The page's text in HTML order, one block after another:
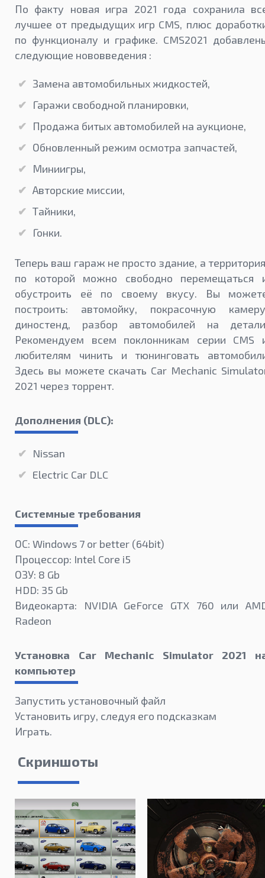
По факту новая игра 2021 года сохранила
лучшее от предыдущих игр CMS, плюс
по функционалу и графике. CMS2021
следующие нововведения :
Замена автомобильных жидкостей,
Гаражи свободной планировки,
Продажа битых автомобилей на аукционе,
Обновленный режим осмотра запчастей,
Миниигры,
Авторские миссии,
Тайники,
Гонки.
Теперь ваш гараж не просто здание, а
по которой можно свободно перемещаться
обустроить её по своему вкусу. Вы
построить: автомойку, покрасочную
диностенд, разбор автомобилей на
Рекомендуем всем поклонникам серии CMS
любителям чинить и тюнинговать
Здесь вы можете скачать Car Mechanic
2021 через торрент.
Дополнения (DLC):
Nissan
Electric Car DLC
Системные требования
ОС: Windows 7 or better (64bit)
Процессор: Intel Core i5
ОЗУ: 8 Gb
HDD: 35 Gb
Видеокарта: NVIDIA GeForce GTX 760 или
Radeon
Установка Car Mechanic Simulator 2021
компьютер
Запустить установочный файл
Установить игру, следуя его подсказкам
Играть.
Скриншоты